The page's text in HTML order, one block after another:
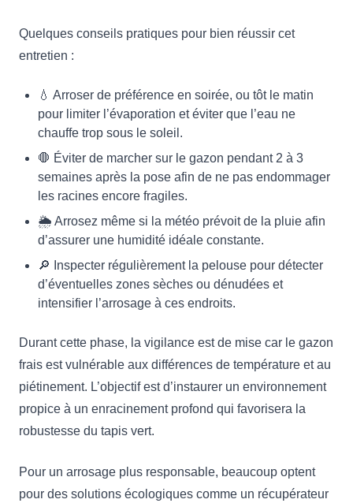
Quelques conseils pratiques pour bien réussir cet
entretien :
💧 Arroser de préférence en soirée, ou tôt le matin
pour limiter l’évaporation et éviter que l’eau ne
chauffe trop sous le soleil.
🛑 Éviter de marcher sur le gazon pendant 2 à 3
semaines après la pose afin de ne pas endommager
les racines encore fragiles.
🌦 Arrosez même si la météo prévoit de la pluie afin
d’assurer une humidité idéale constante.
🔎 Inspecter régulièrement la pelouse pour détecter
d’éventuelles zones sèches ou dénudées et
intensifier l’arrosage à ces endroits.
Durant cette phase, la vigilance est de mise car le gazon
frais est vulnérable aux différences de température et au
piétinement. L’objectif est d’instaurer un environnement
propice à un enracinement profond qui favorisera la
robustesse du tapis vert.
Pour un arrosage plus responsable, beaucoup optent
pour des solutions écologiques comme un récupérateur